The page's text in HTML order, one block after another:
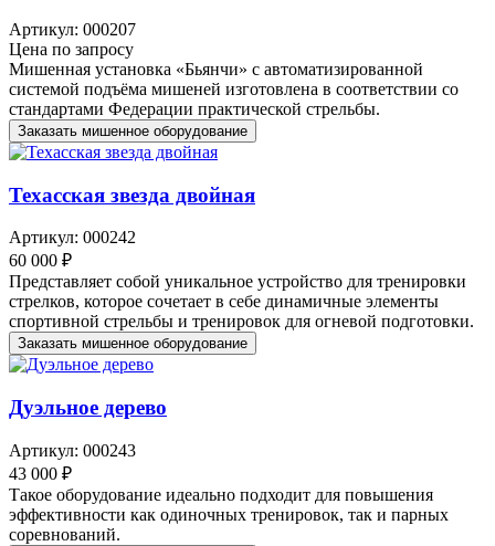
Артикул: 000207
Цена по запросу
Мишенная установка «Бьянчи» с автоматизированной
системой подъёма мишеней изготовлена в соответствии со
стандартами Федерации практической стрельбы.
Заказать мишенное оборудование
Техасская звезда двойная
Артикул: 000242
60 000 ₽
Представляет собой уникальное устройство для тренировки
стрелков, которое сочетает в себе динамичные элементы
спортивной стрельбы и тренировок для огневой подготовки.
Заказать мишенное оборудование
Дуэльное дерево
Артикул: 000243
43 000 ₽
Такое оборудование идеально подходит для повышения
эффективности как одиночных тренировок, так и парных
соревнований.